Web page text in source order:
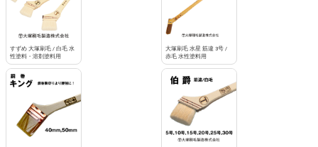
すずめ 大塚刷毛 / 白毛 水
性塗料・溶剤塗料用
大塚刷毛 水星 筋違 3号 /
赤毛 水性塗料用